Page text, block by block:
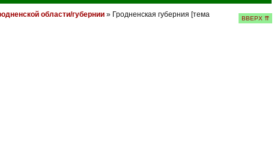
области/губернии» Гродненская губерния [тема
ВВЕРХ ⇈